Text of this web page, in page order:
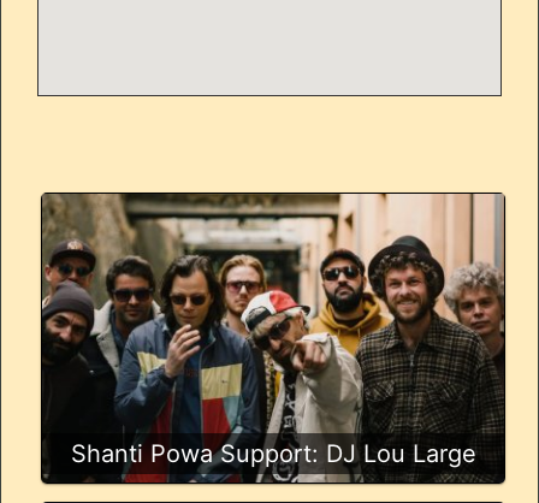
Shanti Powa Support: DJ Lou Large